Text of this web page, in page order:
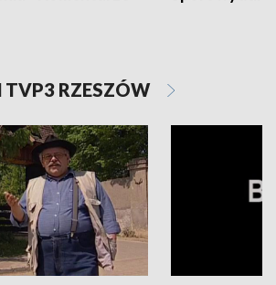
TVP3 RZESZÓW